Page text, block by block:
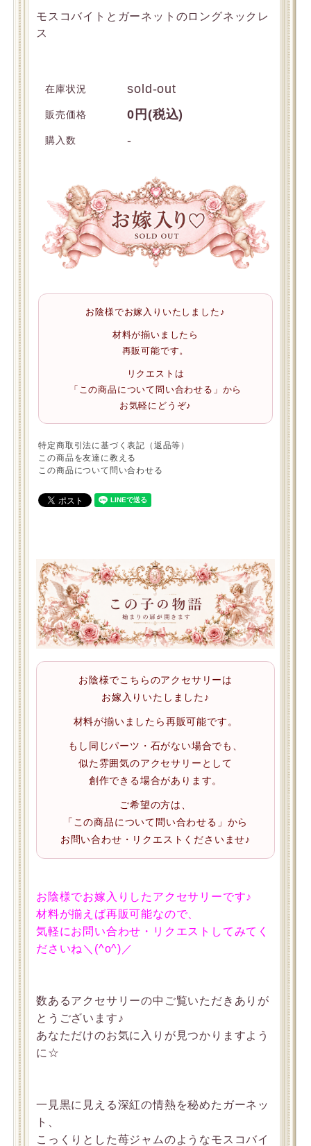
モスコバイトとガーネットのロングネックレ
ス
在庫状況 sold-out
販売価格 0円(税込)
購入数 -
お陰様でお嫁入りいたしました♪
材料が揃いましたら
再販可能です。
リクエストは
「この商品について問い合わせる」から
お気軽にどうぞ♪
特定商取引法に基づく表記（返品等）
この商品を友達に教える
この商品について問い合わせる
お陰様でこちらのアクセサリーは
お嫁入りいたしました♪
材料が揃いましたら再販可能です。
もし同じパーツ・石がない場合でも、
似た雰囲気のアクセサリーとして
創作できる場合があります。
ご希望の方は、
「この商品について問い合わせる」から
お問い合わせ・リクエストくださいませ♪
お陰様でお嫁入りしたアクセサリーです♪
材料が揃えば再販可能なので、
気軽にお問い合わせ・リクエストしてみてく
ださいね＼(^o^)／
数あるアクセサリーの中ご覧いただきありが
とうございます♪
あなただけのお気に入りが見つかりますよう
に☆
一見黒に見える深紅の情熱を秘めたガーネッ
ト、
こっくりとした苺ジャムのようなモスコバイ